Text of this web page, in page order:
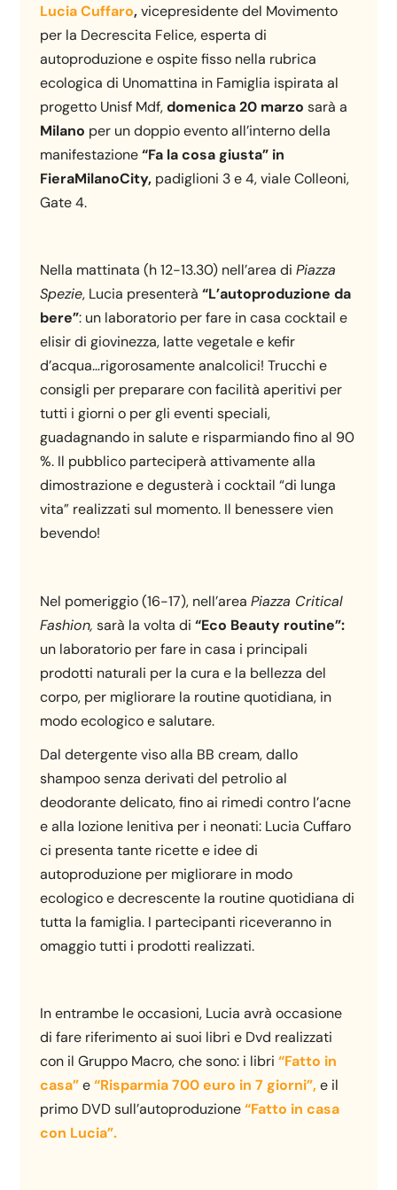
Lucia Cuffaro,vicepresidente del Movimento
per la Decrescita Felice, esperta di
autoproduzione e ospite fisso nella rubrica
ecologica di Unomattina in Famiglia ispirata al
progetto Unisf Mdf,domenica 20 marzosarà a
Milano per un doppio evento all’interno della
manifestazione“Fa la cosa giusta” in
FieraMilanoCity, padiglioni 3 e 4, viale Colleoni,
Gate 4.
Nella mattinata (h 12-13.30) nell’area diPiazza
Spezie, Lucia presenterà“L’autoproduzione da
bere”: un laboratorio per fare in casa cocktail e
elisir di giovinezza, latte vegetale e kefir
d’acqua…rigorosamente analcolici! Trucchi e
consigli per preparare con facilità aperitivi per
tutti i giorni o per gli eventi speciali,
guadagnando in salute e risparmiando fino al 90
%. Il pubblico parteciperà attivamente alla
dimostrazione e degusterà i cocktail “di lunga
vita” realizzati sul momento. Il benessere vien
bevendo!
Nel pomeriggio (16-17), nell’areaPiazza Critical
Fashion, sarà la volta di“Eco Beauty routine”:
un laboratorio per fare in casa i principali
prodotti naturali per la cura e la bellezza del
corpo, per migliorare la routine quotidiana, in
modo ecologico e salutare.
Dal detergente viso alla BB cream, dallo
shampoo senza derivati del petrolio al
deodorante delicato, fino ai rimedi contro l’acne
e alla lozione lenitiva per i neonati: Lucia Cuffaro
ci presenta tante ricette e idee di
autoproduzione per migliorare in modo
ecologico e decrescente la routine quotidiana di
tutta la famiglia. I partecipanti riceveranno in
omaggio tutti i prodotti realizzati.
In entrambe le occasioni, Lucia avrà occasione
di fare riferimento ai suoi libri e Dvd realizzati
con il Gruppo Macro, che sono: i libri“Fatto in
casa”e“Risparmia 700 euro in 7 giorni”,e il
primo DVD sull’autoproduzione“Fatto in casa
con Lucia”.